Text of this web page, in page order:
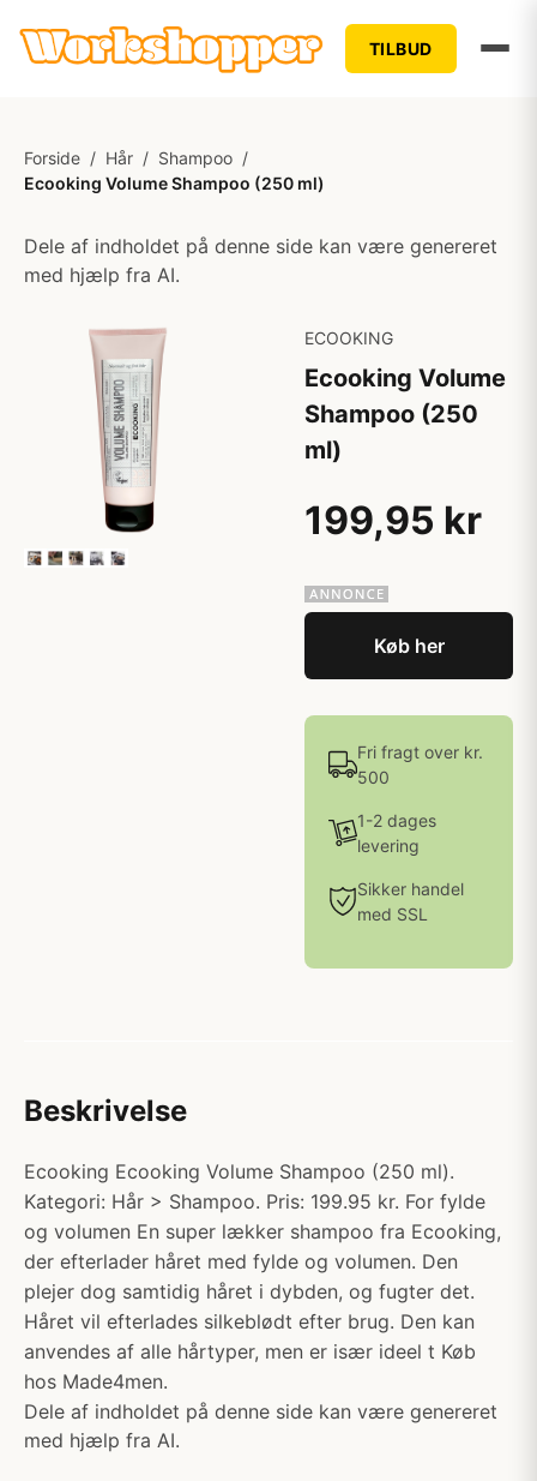
TILBUD
Forside / Hår / Shampoo /
Ecooking Volume Shampoo (250 ml)
Dele af indholdet på denne side kan være genereret
med hjælp fra AI.
ECOOKING
Ecooking Volume
Shampoo (250
ml)
199,95 kr
Køb her
Fri fragt over kr.
500
1-2 dages
levering
Sikker handel
med SSL
Beskrivelse
Ecooking Ecooking Volume Shampoo (250 ml).
Kategori: Hår > Shampoo. Pris: 199.95 kr. For fylde
og volumen En super lækker shampoo fra Ecooking,
der efterlader håret med fylde og volumen. Den
plejer dog samtidig håret i dybden, og fugter det.
Håret vil efterlades silkeblødt efter brug. Den kan
anvendes af alle hårtyper, men er især ideel t Køb
hos Made4men.
Dele af indholdet på denne side kan være genereret
med hjælp fra AI.